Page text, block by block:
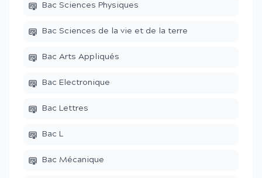
Bac Sciences Physiques
Bac Sciences de la vie et de la terre
Bac Arts Appliqués
Bac Electronique
Bac Lettres
Bac L
Bac Mécanique